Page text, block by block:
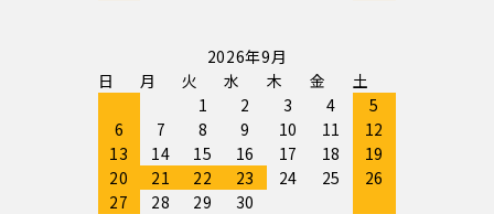
2026年9月
日
月 火 水 木 金
土
1
2 3 4
5
6
7 8 9 10 11
12
13
14 15 16 17 18
19
20
21 22 23 24 25
26
27
28 29
30